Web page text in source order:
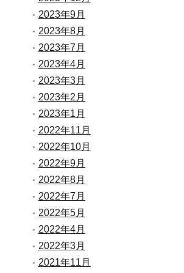
2023年9月
2023年8月
2023年7月
2023年4月
2023年3月
2023年2月
2023年1月
2022年11月
2022年10月
2022年9月
2022年8月
2022年7月
2022年5月
2022年4月
2022年3月
2021年11月